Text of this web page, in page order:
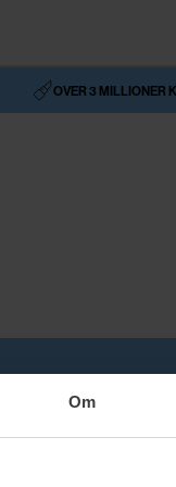
Om
OVER 3 MILLIONER